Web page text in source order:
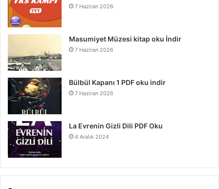
7 Haziran 2026
Masumiyet Müzesi kitap oku İndir
7 Haziran 2026
Bülbül Kapanı 1 PDF oku indir
7 Haziran 2026
La Evrenin Gizli Dili PDF Oku
4 Aralık 2024